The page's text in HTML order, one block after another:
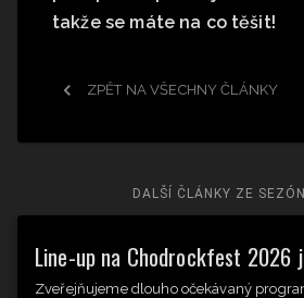
takže se máte na co těšit!
ZPĚT NA VŠECHNY ČLÁNKY
DALŠÍ ČLÁNKY ZE
Line-up na Chodrockfest 2026
Zveřejňujeme dlouho očekávaný